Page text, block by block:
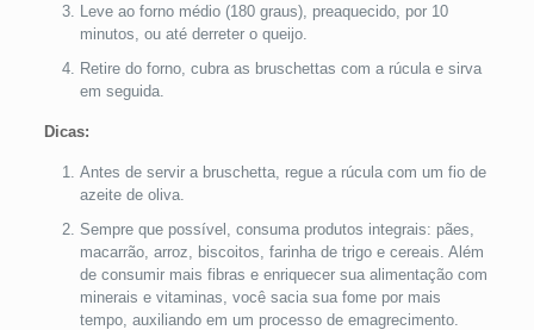
Leve ao forno médio (180 graus), preaquecido, por 10
minutos, ou até derreter o queijo.
Retire do forno, cubra as bruschettas com a rúcula e sirva
em seguida.
Dicas:
Antes de servir a bruschetta, regue a rúcula com um fio de
azeite de oliva.
Sempre que possível, consuma produtos integrais: pães,
macarrão, arroz, biscoitos, farinha de trigo e cereais. Além
de consumir mais fibras e enriquecer sua alimentação com
minerais e vitaminas, você sacia sua fome por mais
tempo, auxiliando em um processo de emagrecimento.